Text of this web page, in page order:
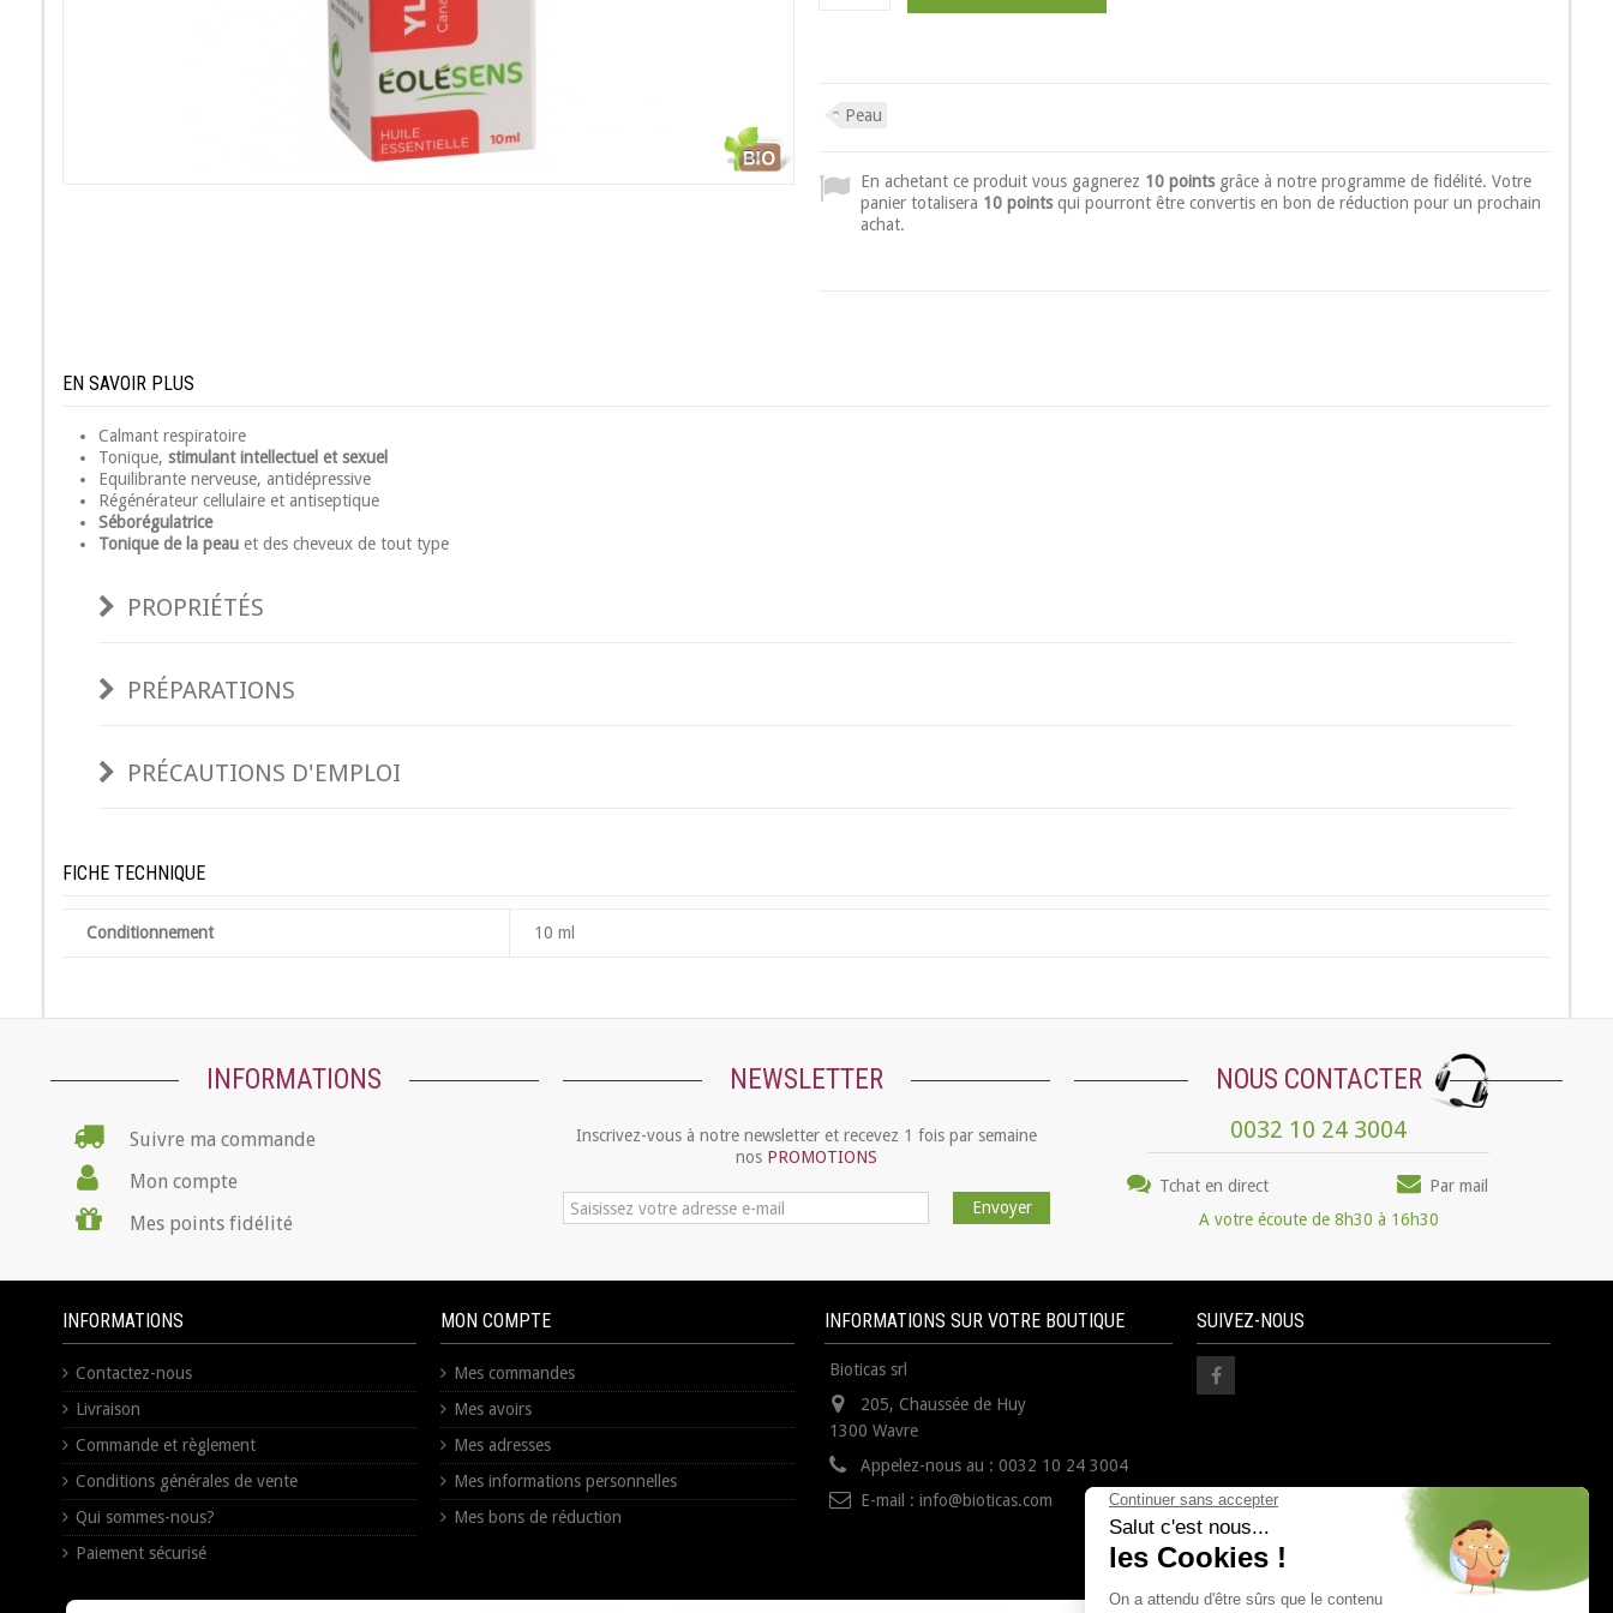
Peau
En achetant ce produit vous gagnerez 10 pointsgrâce à notre programme de fidélité. Votre
panier totalisera 10 pointsqui pourront être convertis en bon de réduction pour un prochain
achat.
EN SAVOIR PLUS
Calmant respiratoire
Tonique, stimulant intellectuel et sexuel
Equilibrante nerveuse, antidépressive
Régénérateur cellulaire et antiseptique
Séborégulatrice
Tonique de la peau et des cheveux de tout type
PROPRIÉTÉS
PRÉPARATIONS
PRÉCAUTIONS D'EMPLOI
FICHE TECHNIQUE
Conditionnement 10 ml
INFORMATIONS
Suivre ma commande
Mon compte
Mes points fidélité
NEWSLETTER
Inscrivez-vous à notre newsletter et recevez 1 fois par semaine
nos PROMOTIONS
Envoyer
NOUS CONTACTER
0032 10 24 3004
Tchat en direct
Par mail
A votre écoute de 8h30 à 16h30
INFORMATIONS
Contactez-nous
Livraison
Commande et règlement
Conditions générales de vente
Qui sommes-nous?
Paiement sécurisé
MON COMPTE
Mes commandes
Mes avoirs
Mes adresses
Mes informations personnelles
Mes bons de réduction
INFORMATIONS SUR VOTRE BOUTIQUE
Bioticas srl
205, Chaussée de Huy
1300 Wavre
Appelez-nous au : 0032 10 24 3004
E-mail : info@bioticas.com
SUIVEZ-NOUS